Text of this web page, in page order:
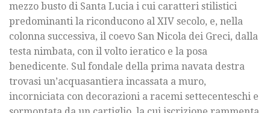
mezzo busto di Santa Lucia i cui caratteri stilistici
predominanti la riconducono al XIV secolo, e, nella
colonna successiva, il coevo San Nicola dei Greci, dalla
testa nimbata, con il volto ieratico e la posa
benedicente. Sul fondale della prima navata destra
trovasi un’acquasantiera incassata a muro,
incorniciata con decorazioni a racemi settecenteschi e